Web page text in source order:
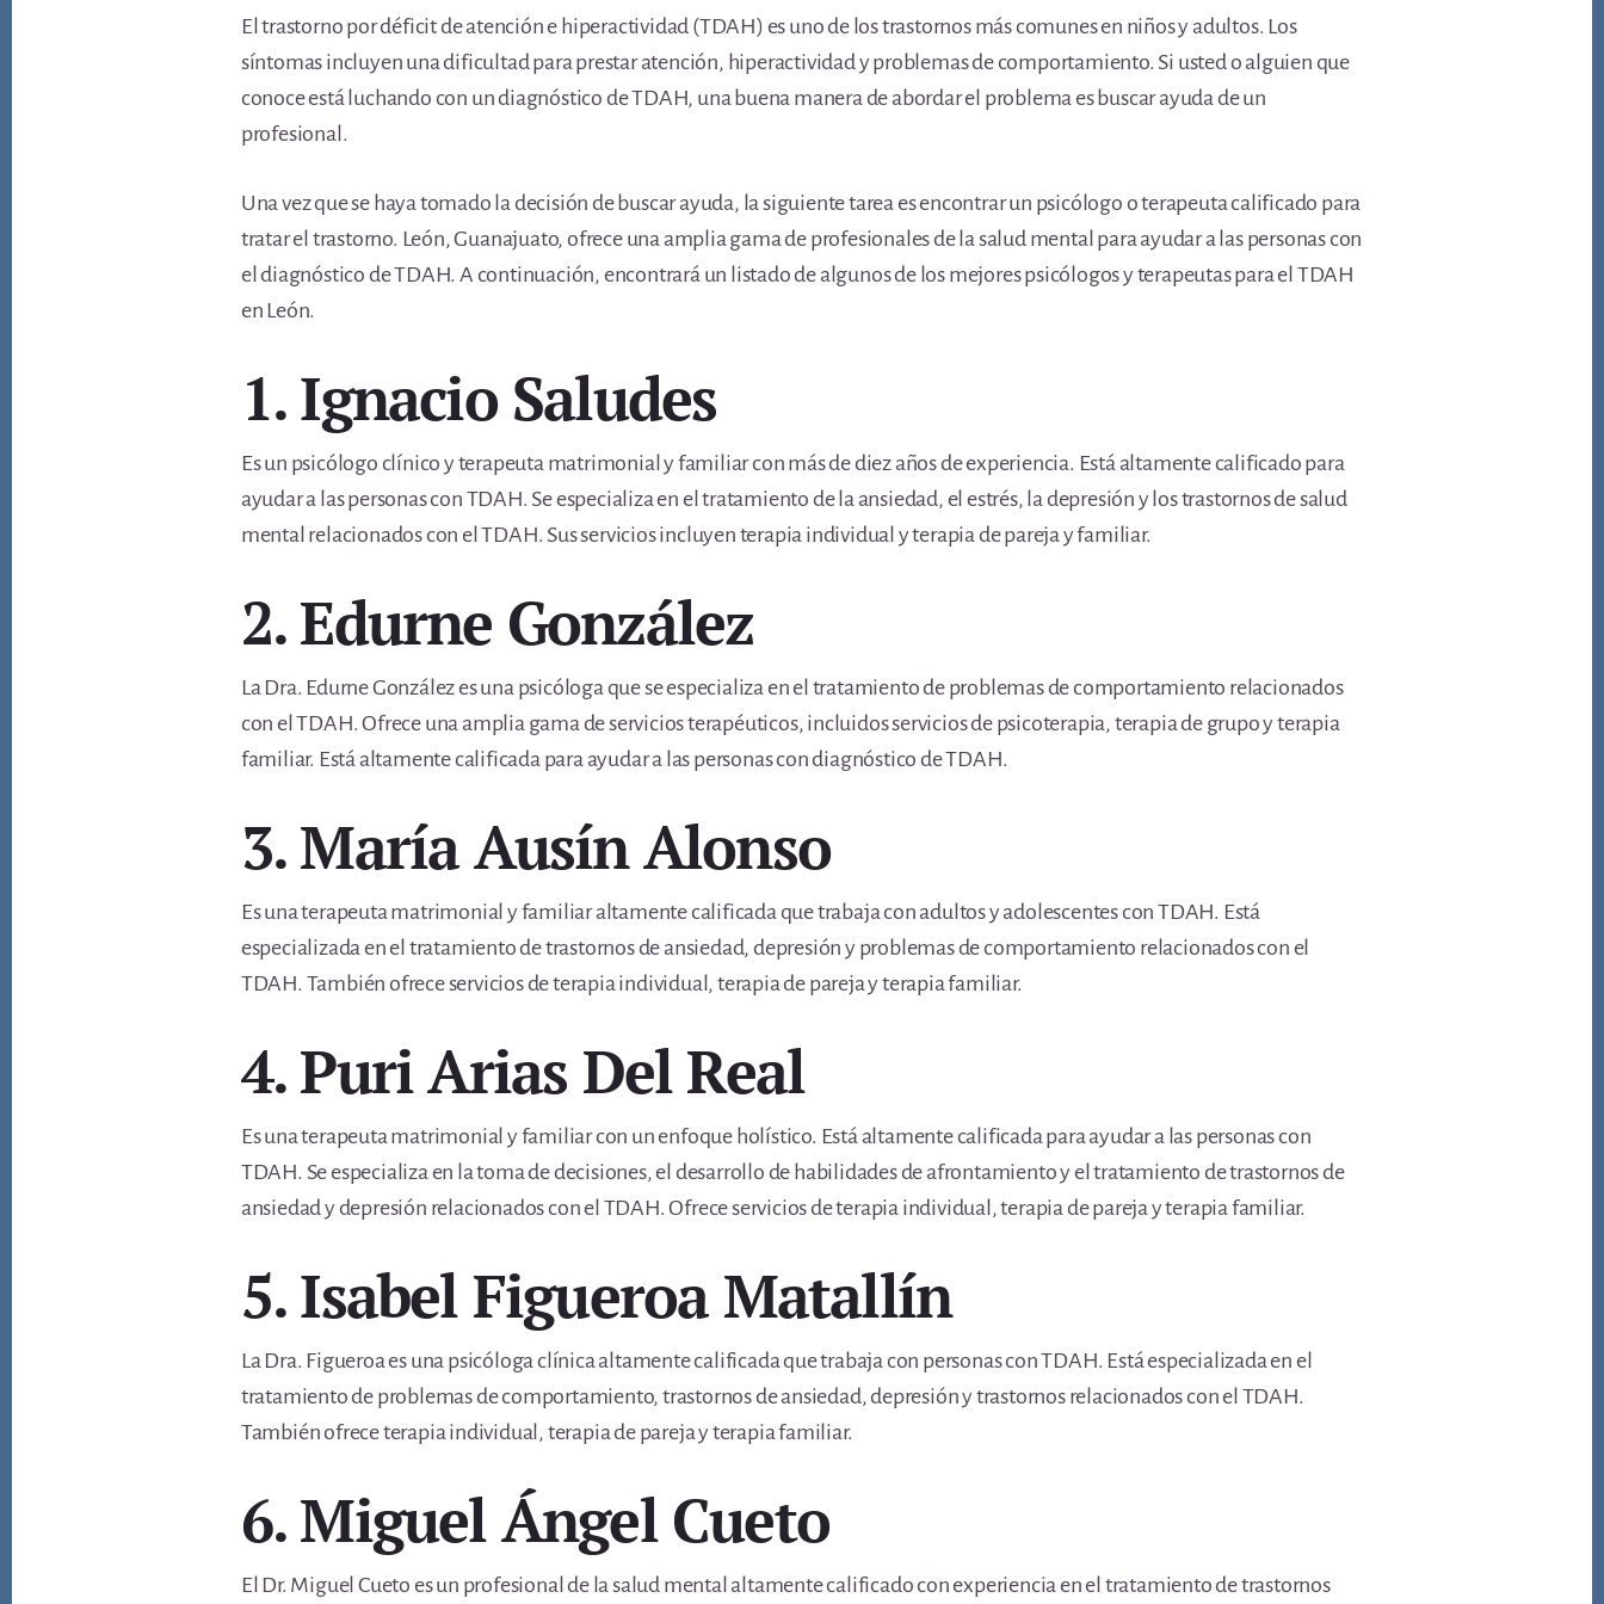
El trastorno por déficit de atención e hiperactividad (TDAH) es uno de los trastornos más comunes en niños y adultos. Los
síntomas incluyen una dificultad para prestar atención, hiperactividad y problemas de comportamiento. Si usted o alguien que
conoce está luchando con un diagnóstico de TDAH, una buena manera de abordar el problema es buscar ayuda de un
profesional.
Una vez que se haya tomado la decisión de buscar ayuda, la siguiente tarea es encontrar un psicólogo o terapeuta calificado para
tratar el trastorno. León, Guanajuato, ofrece una amplia gama de profesionales de la salud mental para ayudar a las personas con
el diagnóstico de TDAH. A continuación, encontrará un listado de algunos de los mejores psicólogos y terapeutas para el TDAH
en León.
1. Ignacio Saludes
Es un psicólogo clínico y terapeuta matrimonial y familiar con más de diez años de experiencia. Está altamente calificado para
ayudar a las personas con TDAH. Se especializa en el tratamiento de la ansiedad, el estrés, la depresión y los trastornos de salud
mental relacionados con el TDAH. Sus servicios incluyen terapia individual y terapia de pareja y familiar.
2. Edurne González
La Dra. Edurne González es una psicóloga que se especializa en el tratamiento de problemas de comportamiento relacionados
con el TDAH. Ofrece una amplia gama de servicios terapéuticos, incluidos servicios de psicoterapia, terapia de grupo y terapia
familiar. Está altamente calificada para ayudar a las personas con diagnóstico de TDAH.
3. María Ausín Alonso
Es una terapeuta matrimonial y familiar altamente calificada que trabaja con adultos y adolescentes con TDAH. Está
especializada en el tratamiento de trastornos de ansiedad, depresión y problemas de comportamiento relacionados con el
TDAH. También ofrece servicios de terapia individual, terapia de pareja y terapia familiar.
4. Puri Arias Del Real
Es una terapeuta matrimonial y familiar con un enfoque holístico. Está altamente calificada para ayudar a las personas con
TDAH. Se especializa en la toma de decisiones, el desarrollo de habilidades de afrontamiento y el tratamiento de trastornos de
ansiedad y depresión relacionados con el TDAH. Ofrece servicios de terapia individual, terapia de pareja y terapia familiar.
5. Isabel Figueroa Matallín
La Dra. Figueroa es una psicóloga clínica altamente calificada que trabaja con personas con TDAH. Está especializada en el
tratamiento de problemas de comportamiento, trastornos de ansiedad, depresión y trastornos relacionados con el TDAH.
También ofrece terapia individual, terapia de pareja y terapia familiar.
6. Miguel Ángel Cueto
El Dr. Miguel Cueto es un profesional de la salud mental altamente calificado con experiencia en el tratamiento de trastornos